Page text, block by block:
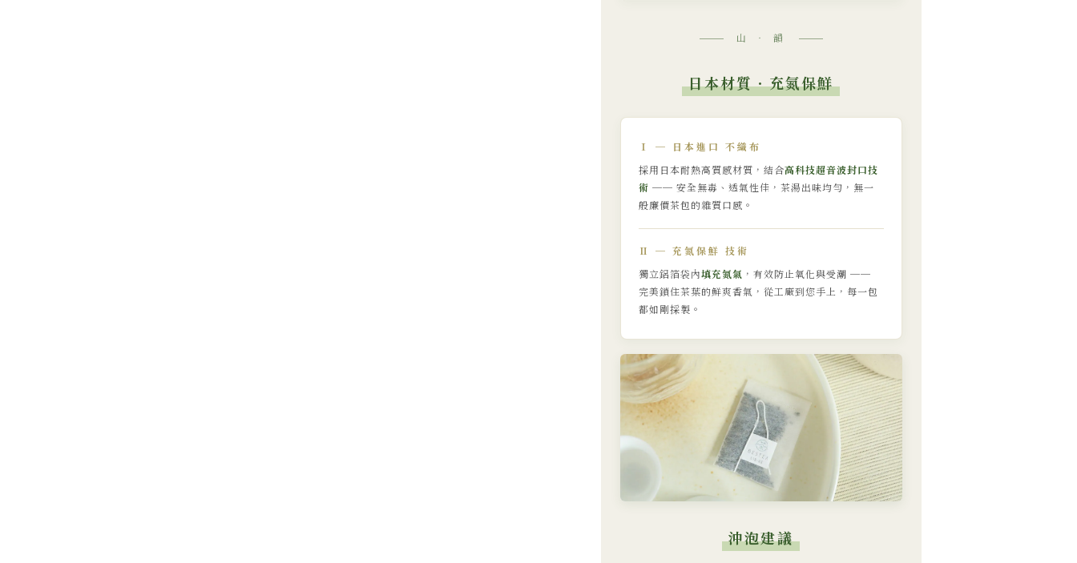
山 ‧ 韻
日本材質．充氮保鮮
Ⅰ ─ 日本進口 不織布
採用日本耐熱高質感材質，結合高科技超音波封口技
術 ── 安全無毒、透氣性佳，茶湯出味均勻，無一
般廉價茶包的雜質口感。
Ⅱ ─ 充氮保鮮 技術
獨立鋁箔袋內填充氮氣 ，有效防止氧化與受潮 ──
完美鎖住茶葉的鮮爽香氣，從工廠到您手上，每一包
都如剛採製。
沖泡建議